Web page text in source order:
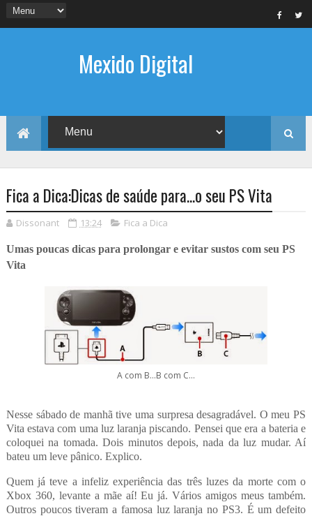
Mexido Digital
Fica a Dica:Dicas de saúde para...o seu PS Vita
Dissonant 13:24 Fica a Dica
Umas poucas dicas para prolongar e evitar sustos com seu PS
Vita
A com B...B com C...
Nesse sábado de manhã tive uma surpresa desagradável. O meu PS
Vita estava com uma luz laranja piscando. Pensei que era a bateria e
coloquei na tomada. Dois minutos depois, nada da luz mudar. Aí
bateu um leve pânico. Explico.
Quem já teve a infeliz experiência das três luzes da morte com o
Xbox 360, levante a mãe aí! Eu já. Vários amigos meus também.
Outros poucos tiveram a famosa luz laranja no PS3. É um defeito